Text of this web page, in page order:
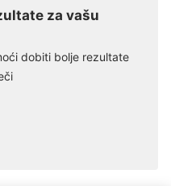
za vašu
dobiti bolje rezultate